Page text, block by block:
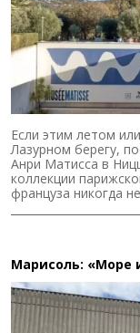
Если этим летом
Лазурном берегу,
Анри Матисса в
коллекции
француза никогда
Марисоль: «Море